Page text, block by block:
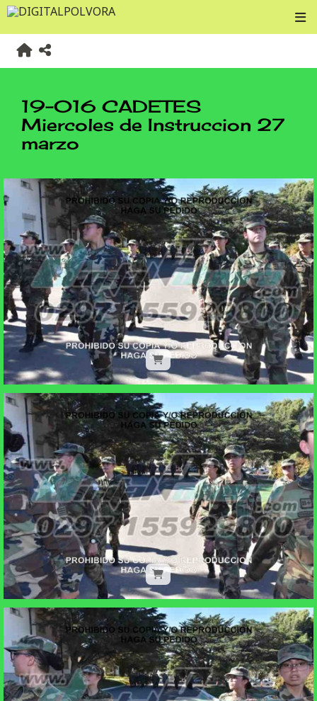
19-016 CADETES
Miercoles de Instruccion 27
marzo